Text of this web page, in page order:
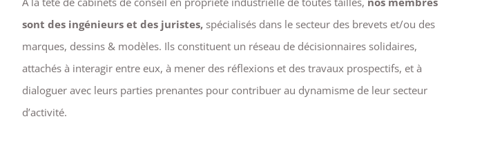
sont des ingénieurs et des juristes, spécialisés dans le secteur des brevets et/ou des
marques, dessins & modèles. Ils constituent un réseau de décisionnaires solidaires,
attachés à interagir entre eux, à mener des réflexions et des travaux prospectifs, et à
dialoguer avec leurs parties prenantes pour contribuer au dynamisme de leur secteur
d’activité.